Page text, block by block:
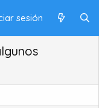
sesión